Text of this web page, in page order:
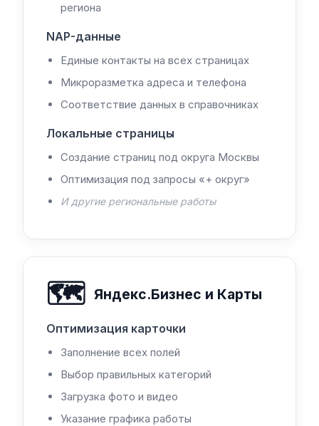
региона
NAP-данные
Единые контакты на всех страницах
Микроразметка адреса и телефона
Соответствие данных в справочниках
Локальные страницы
Создание страниц под округа Москвы
Оптимизация под запросы «+ округ»
И другие региональные работы
🗺️ Яндекс.Бизнес и Карты
Оптимизация карточки
Заполнение всех полей
Выбор правильных категорий
Загрузка фото и видео
Указание графика работы